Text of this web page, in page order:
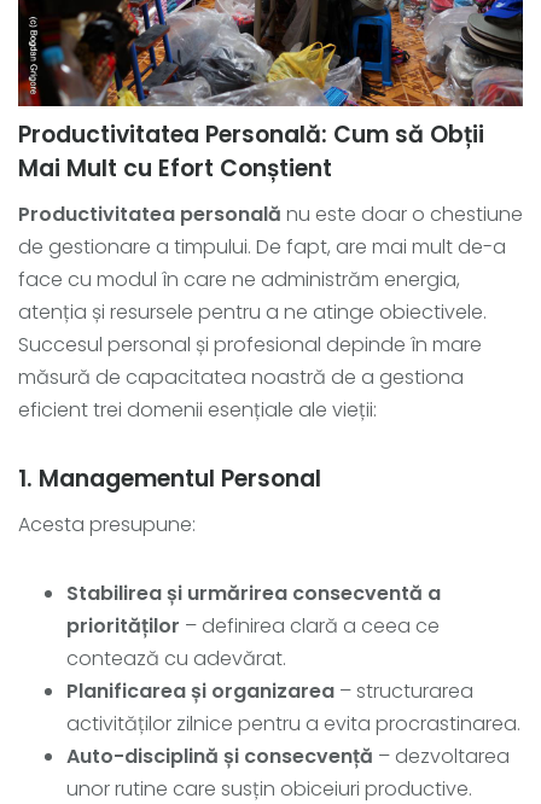
Productivitatea Personală: Cum să Obții
Mai Mult cu Efort Conștient
Productivitatea personală nu este doar o chestiune
de gestionare a timpului. De fapt, are mai mult de-a
face cu modul în care ne administrăm energia,
atenția și resursele pentru a ne atinge obiectivele.
Succesul personal și profesional depinde în mare
măsură de capacitatea noastră de a gestiona
eficient trei domenii esențiale ale vieții:
1. Managementul Personal
Acesta presupune:
Stabilirea și urmărirea consecventă a
priorităților – definirea clară a ceea ce
contează cu adevărat.
Planificarea și organizarea – structurarea
activităților zilnice pentru a evita procrastinarea.
Auto-disciplină și consecvență – dezvoltarea
unor rutine care susțin obiceiuri productive.